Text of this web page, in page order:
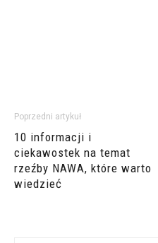
Poprzedni artykuł
10 informacji i
ciekawostek na temat
rzeźby NAWA, które warto
wiedzieć